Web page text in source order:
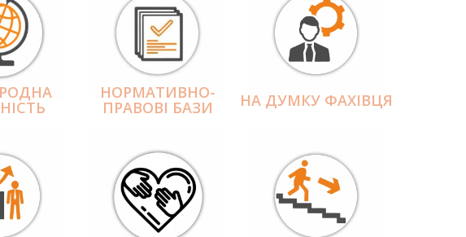
НОРМАТИВНО-
ПРАВОВІ БАЗИ НА ДУМКУ ФАХІВЦЯ